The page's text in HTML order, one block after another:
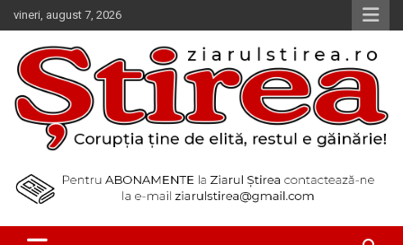
Skip
to
content
vineri, august 7, 2026
Ziarul Știrea